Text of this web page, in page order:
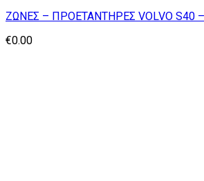
ΖΩΝΕΣ – ΠΡΟΕΤΑΝΤΗΡΕΣ VOLVO S40
€0.00